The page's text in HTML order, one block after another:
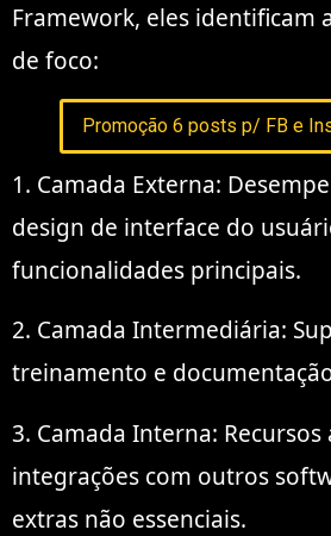
Framework, eles identificam
de foco:
Promoção 6 posts p/ FB e
1. Camada Externa:
design de interface do
funcionalidades principais.
2. Camada Intermediária:
treinamento e
3. Camada Interna:
integrações com outros
extras não essenciais.